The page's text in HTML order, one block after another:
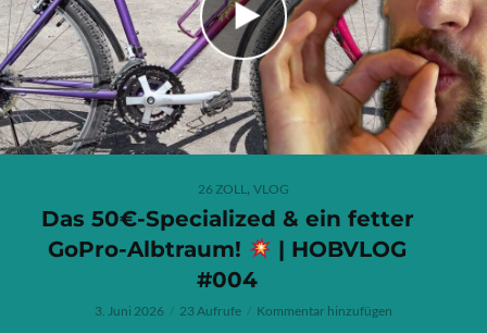
26 ZOLL, VLOG
Das 50€-Specialized & ein fetter
GoPro-Albtraum!
| HOBVLOG
#004
3. Juni 2026 23 Aufrufe Kommentar hinzufügen